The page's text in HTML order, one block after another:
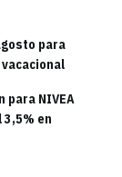
para
para NIVEA
en